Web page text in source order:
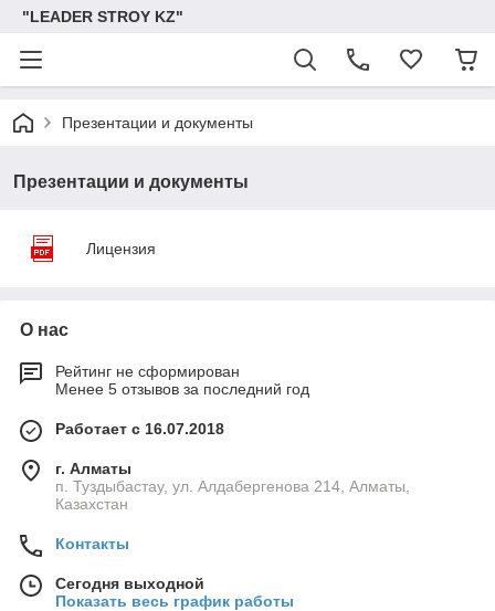
"LEADER STROY KZ"
Презентации и документы
Презентации и документы
Лицензия
О нас
Рейтинг не сформирован
Менее 5 отзывов за последний год
Работает с 16.07.2018
г. Алматы
п. Туздыбастау, ул. Алдабергенова 214, Алматы,
Казахстан
Контакты
Сегодня выходной
Показать весь график работы